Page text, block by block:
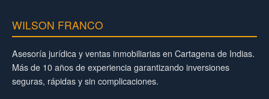
WILSON FRANCO
Asesoría jurídica y ventas inmobiliarias en Cartagena de Indias.
Más de 10 años de experiencia garantizando inversiones
seguras, rápidas y sin complicaciones.